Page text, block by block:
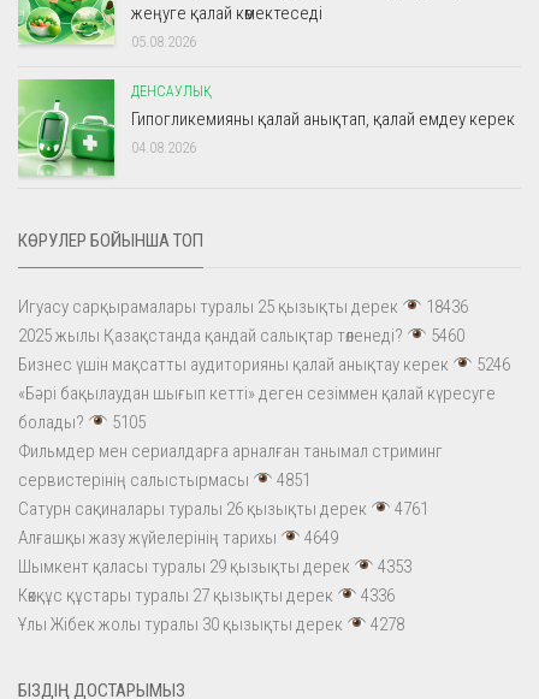
жеңуге қалай көмектеседі
05.08.2026
ДЕНСАУЛЫҚ
Гипогликемияны қалай анықтап, қалай емдеу керек
04.08.2026
КӨРУЛЕР БОЙЫНША ТОП
Игуасу сарқырамалары туралы 25 қызықты дерек
18436
2025 жылы Қазақстанда қандай салықтар төленеді?
5460
Бизнес үшін мақсатты аудиторияны қалай анықтау керек
5246
«Бәрі бақылаудан шығып кетті» деген сезіммен қалай күресуге
болады?
5105
Фильмдер мен сериалдарға арналған танымал стриминг
сервистерінің салыстырмасы
4851
Сатурн сақиналары туралы 26 қызықты дерек
4761
Алғашқы жазу жүйелерінің тарихы
4649
Шымкент қаласы туралы 29 қызықты дерек
4353
Көкқұс құстары туралы 27 қызықты дерек
4336
Ұлы Жібек жолы туралы 30 қызықты дерек
4278
БІЗДІҢ ДОСТАРЫМЫЗ